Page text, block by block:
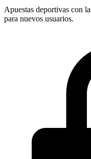
Apuestas deportivas con
para nuevos usuarios.